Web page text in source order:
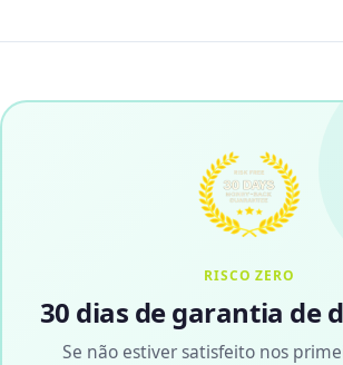
RISCO ZERO
30 dias de garantia de
Se não estiver satisfeito nos